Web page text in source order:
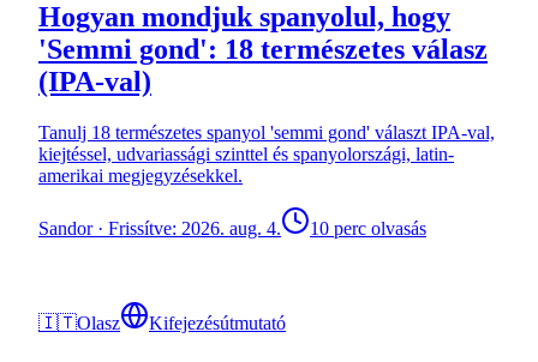
Hogyan mondjuk spanyolul, hogy
'Semmi gond': 18 természetes válasz
(IPA-val)
Tanulj 18 természetes spanyol 'semmi gond' választ IPA-val,
kiejtéssel, udvariassági szinttel és spanyolországi, latin-
amerikai megjegyzésekkel.
Sandor· Frissítve: 2026. aug. 4. 10 perc olvasás
🇮🇹Olasz Kifejezésútmutató